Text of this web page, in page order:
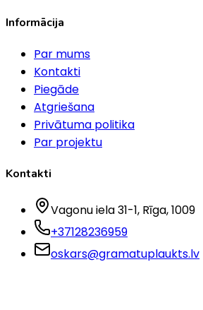
Informācija
Par mums
Kontakti
Piegāde
Atgriešana
Privātuma politika
Par projektu
Kontakti
Vagonu iela 31-1, Rīga, 1009
+37128236959
oskars@gramatuplaukts.lv